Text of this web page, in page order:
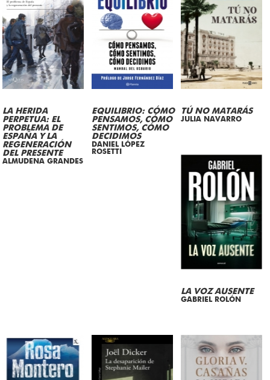
LA HERIDA
PERPETUA: EL
PROBLEMA DE
ESPAÑA Y LA
REGENERACIÓN
DEL PRESENTE
ALMUDENA GRANDES
EQUILIBRIO: CÓMO
PENSAMOS, CÓMO
SENTIMOS, CÓMO
DECIDIMOS
DANIEL LÓPEZ
ROSETTI
TÚ NO MATARÁS
JULIA NAVARRO
LA VOZ AUSENTE
GABRIEL ROLÓN